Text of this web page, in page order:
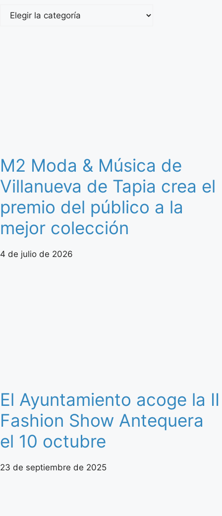
M2 Moda & Música de
Villanueva de Tapia crea el
premio del público a la
mejor colección
4 de julio de 2026
El Ayuntamiento acoge la II
Fashion Show Antequera
el 10 octubre
23 de septiembre de 2025